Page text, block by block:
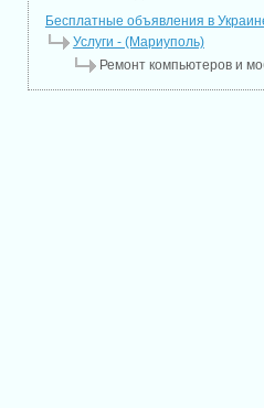
Бесплатные объявления в
Услуги - (Мариуполь)
Ремонт компьютеров и